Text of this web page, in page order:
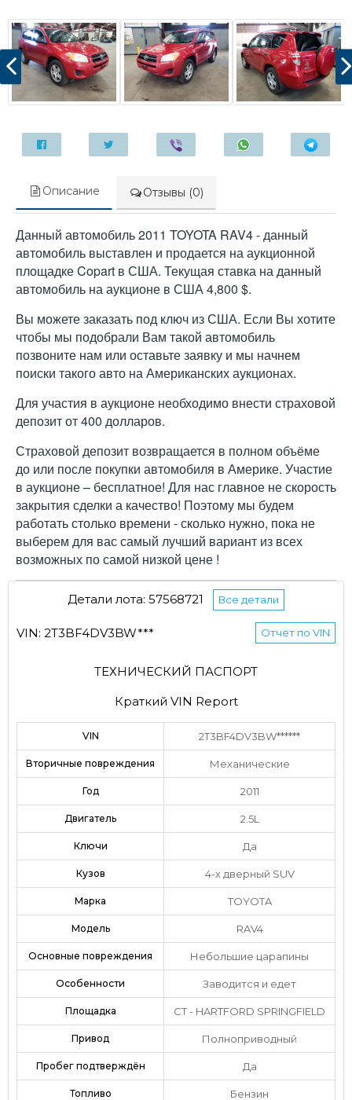
Описание Отзывы (0)
Данный автомобиль 2011 TOYOTA RAV4 - данный
автомобиль выставлен и продается на аукционной
площадке Copart в США. Текущая ставка на данный
автомобиль на аукционе в США 4,800 $.
Вы можете заказать под ключ из США. Если Вы хотите
чтобы мы подобрали Вам такой автомобиль
позвоните нам или оставьте заявку и мы начнем
поиски такого авто на Американских аукционах.
Для участия в аукционе необходимо внести страховой
депозит от 400 долларов.
Страховой депозит возвращается в полном объёме
до или после покупки автомобиля в Америке. Участие
в аукционе – бесплатное! Для нас главное не скорость
закрытия сделки а качество! Поэтому мы будем
работать столько времени - сколько нужно, пока не
выберем для вас самый лучший вариант из всех
возможных по самой низкой цене !
Детали лота: 57568721 Все детали
VIN: 2T3BF4DV3BW*** Отчет по VIN
ТЕХНИЧЕСКИЙ ПАСПОРТ
Краткий VIN Report
VIN 2T3BF4DV3BW******
Вторичные повреждения Механические
Год 2011
Двигатель 2.5L
Ключи Да
Кузов 4-х дверный SUV
Марка TOYOTA
Модель RAV4
Основные повреждения Небольшие царапины
Особенности Заводится и едет
Площадка CT - HARTFORD SPRINGFIELD
Привод Полноприводный
Пробег подтверждён Да
Топливо Бензин